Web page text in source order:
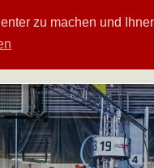
zu machen und